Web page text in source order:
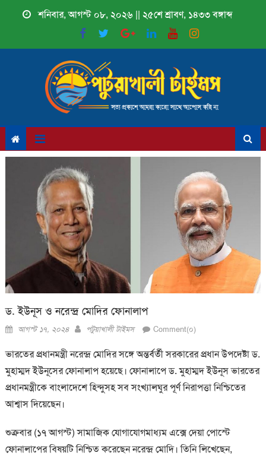
শনিবার, আগস্ট ০৮, ২০২৬ || ২৫শে শ্রাবণ, ১৪৩৩ বঙ্গাব্দ
ড. ইউনূস ও নরেন্দ্র মোদির ফোনালাপ
Posted
আগস্ট ১৭, ২০২৪ Author
পটুয়াখালী টাইমস Comment(০)
ভারতের প্রধানমন্ত্রী নরেন্দ্র মোদির সঙ্গে অন্তর্বর্তী সরকারের প্রধান উপদেষ্টা ড.
মুহাম্মদ ইউনূসের ফোনালাপ হয়েছে। ফোনালাপে ড. মুহাম্মদ ইউনূস ভারতের
প্রধানমন্ত্রীকে বাংলাদেশে হিন্দুসহ সব সংখ্যালঘুর পূর্ণ নিরাপত্তা নিশ্চিতের
আশ্বাস দিয়েছেন।
শুক্রবার (১৭ আগস্ট) সামাজিক যোগাযোগমাধ্যম এক্সে দেয়া পোস্টে
ফোনালাপের বিষয়টি নিশ্চিত করেছেন নরেন্দ্র মোদি। তিনি লিখেছেন,